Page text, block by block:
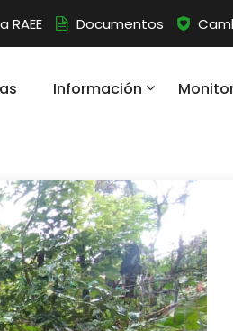
RAEE Documentos
Información